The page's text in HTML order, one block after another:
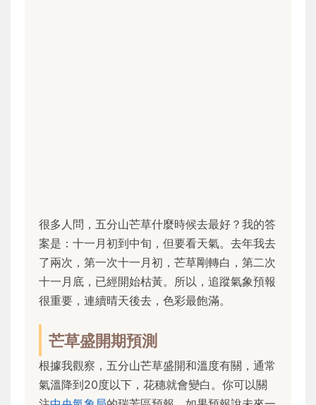
很多人問，五分山芒草什麼時候去最好？我的答
案是：十一月初到中旬，但要看天氣。去年我去
了兩次，第一次十一月初，芒草剛轉白，第二次
十一月底，已經開始枯黃。所以，追蹤氣象預報
很重要，連續晴天後去，色彩最飽滿。
芒草盛開期預測
根據我觀察，五分山芒草盛開和溫度有關，通常
氣溫降到20度以下，花穗就會變白。你可以關